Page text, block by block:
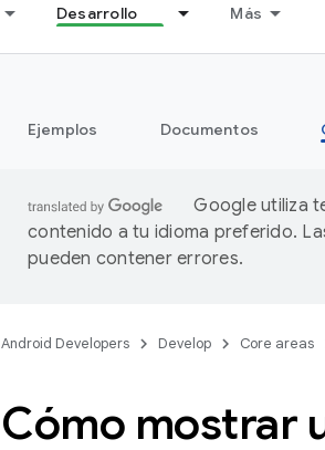
Desarrollo Más
Ejemplos Documentos
Google utiliza
contenido a tu idioma preferido.
pueden contener errores.
Android Developers Develop Core areas
Cómo mostrar